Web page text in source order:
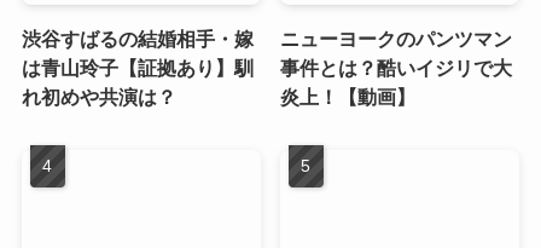
渋谷すばるの結婚相手・嫁
は青山玲子【証拠あり】馴
れ初めや共演は？
ニューヨークのパンツマン
事件とは？酷いイジリで大
炎上！【動画】